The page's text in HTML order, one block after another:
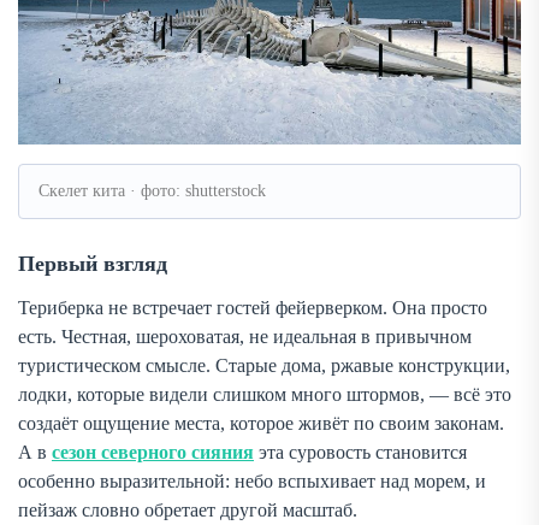
Скелет кита · фото: shutterstock
Первый взгляд
Териберка не встречает гостей фейерверком. Она просто
есть. Честная, шероховатая, не идеальная в привычном
туристическом смысле. Старые дома, ржавые конструкции,
лодки, которые видели слишком много штормов, — всё это
создаёт ощущение места, которое живёт по своим законам.
А в сезон северного сияния эта суровость становится
особенно выразительной: небо вспыхивает над морем, и
пейзаж словно обретает другой масштаб.